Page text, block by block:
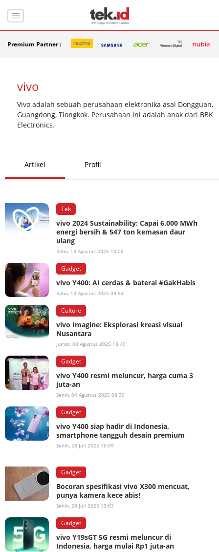
Premium Partner :
vivo
Vivo adalah sebuah perusahaan elektronika asal Dongguan,
Guangdong, Tiongkok. Perusahaan ini adalah anak dari BBK
Electronics.
Artikel Profil
Tek
vivo 2024 Sustainability: Capai 6.000 MWh
energi bersih & 547 ton kemasan daur
ulang
Rabu, 13 Agustus 2025 10:08
Gadget
vivo Y400: AI cerdas & baterai #GakHabis
Rabu, 13 Agustus 2025 08:54
Culture
vivo Imagine: Eksplorasi kreasi visual
Nusantara
Jumat, 08 Agustus 2025 18:49
Gadget
vivo Y400 resmi meluncur, harga cuma 3
juta-an
Senin, 04 Agustus 2025 08:30
Gadget
vivo Y400 siap hadir di Indonesia,
smartphone tangguh desain premium
Senin, 28 Juli 2025 16:09
Gadget
Bocoran spesifikasi vivo X300 mencuat,
punya kamera kece abis!
Senin, 28 Juli 2025 13:03
Gadget
vivo Y19sGT 5G resmi meluncur di
Indonesia, harga mulai Rp1 juta-an